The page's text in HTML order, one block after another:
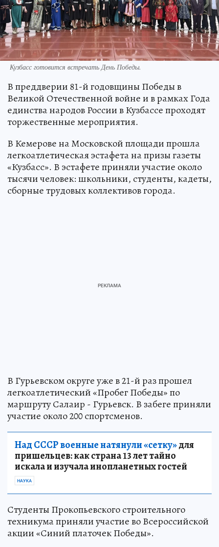
Кузбасс готовится встречать День Победы.
В преддверии 81-й годовщины Победы в
Великой Отечественной войне и в рамках Года
единства народов России в Кузбассе проходят
торжественные мероприятия.
В Кемерове на Московской площади прошла
легкоатлетическая эстафета на призы газеты
«Кузбасс». В эстафете приняли участие около
тысячи человек: школьники, студенты, кадеты,
сборные трудовых коллективов города.
В Гурьевском округе уже в 21-й раз прошел
легкоатлетический «Пробег Победы» по
маршруту Салаир - Гурьевск. В забеге приняли
участие около 200 спортсменов.
Над СССР военные натянули «сетку»для
пришельцев: как страна 13 лет тайно
искала и изучала инопланетных гостей
НАУКА
Студенты Прокопьевского строительного
техникума приняли участие во Всероссийской
акции «Синий платочек Победы».